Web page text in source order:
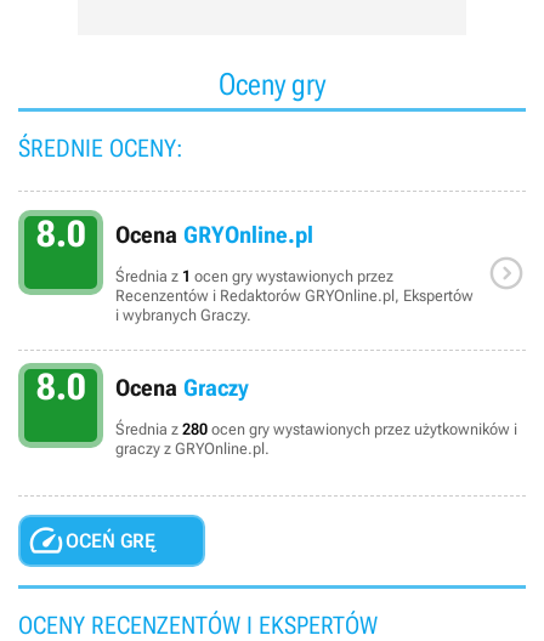
Oceny gry
ŚREDNIE OCENY:
8.0 Ocena GRYOnline.pl
Średnia z 1 ocen gry wystawionych przez
Recenzentów i Redaktorów GRYOnline.pl, Ekspertów
i wybranych Graczy.

8.0 Ocena Graczy
Średnia z 280 ocen gry wystawionych przez użytkowników i
graczy z GRYOnline.pl.
OCEŃ GRĘ
OCENY RECENZENTÓW I EKSPERTÓW